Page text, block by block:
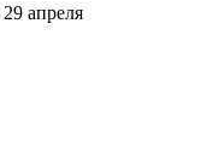
29 апреля